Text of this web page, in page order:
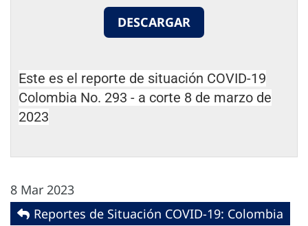
DESCARGAR
Este es el reporte de situación COVID-19
Colombia No. 293 - a corte 8 de marzo de
2023
8 Mar 2023
Reportes de Situación COVID-19: Colombia